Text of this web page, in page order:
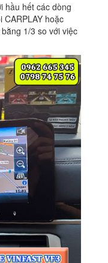
hầu hết các dòng
hoặc
1/3 so với việc